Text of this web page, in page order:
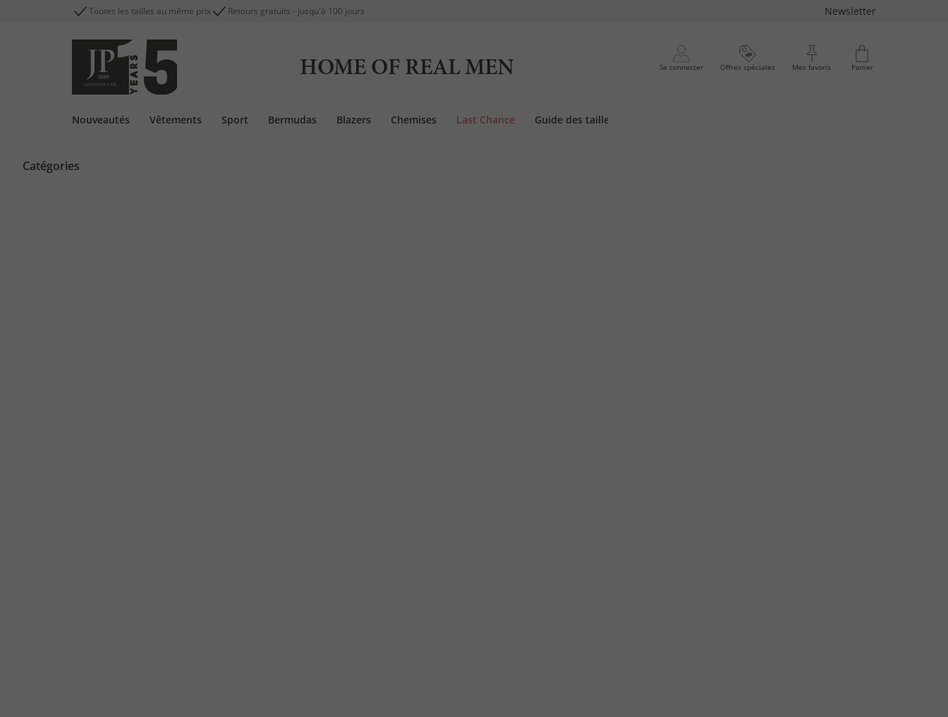
Toutes les tailles au même prix Retours gratuits - jusqu'à 100 jours Newsletter
HOME OF REAL MEN Se connecter Offres spéciales Mes favoris Panier
Nouveautés Vêtements Sport Bermudas Blazers Chemises Last Chance Guide des tailles
Catégories